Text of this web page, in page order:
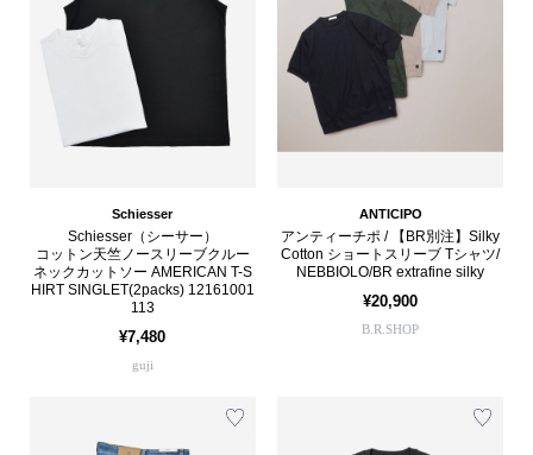
Schiesser
Schiesser（シーサー）
コットン天竺ノースリーブクルー
ネックカットソー AMERICAN T-S
HIRT SINGLET(2packs) 12161001
113
¥7,480
guji
ANTICIPO
アンティーチポ / 【BR別注】Silky
Cotton ショートスリーブ Tシャツ/
NEBBIOLO/BR extrafine silky
¥20,900
B.R.SHOP